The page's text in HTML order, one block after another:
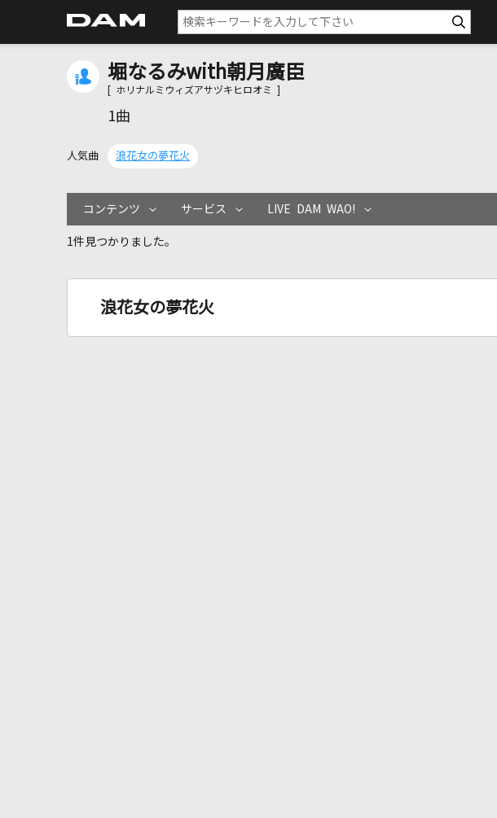
堀なるみwith朝月廣臣
[ ホリナルミウィズアサヅキヒロオミ ]
1曲
人気曲 浪花女の夢花火
コンテンツ サービス LIVE DAM WAO!
1件見つかりました。
浪花女の夢花火